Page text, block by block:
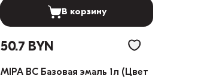
В корзину
50.7 BYN
MIPA BC Базовая эмаль 1л (Цвет